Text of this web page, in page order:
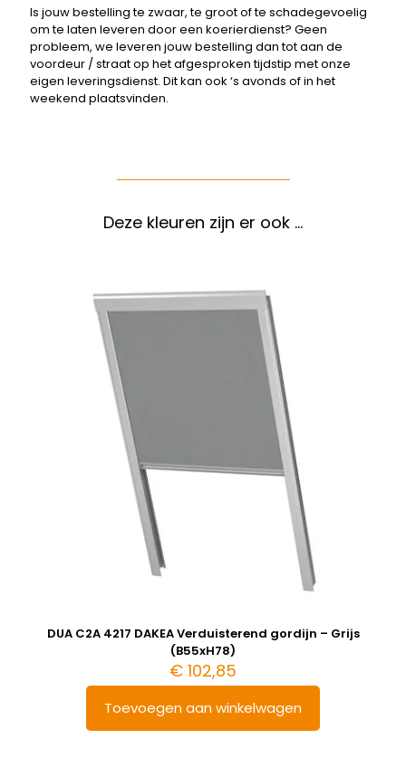
Is jouw bestelling te zwaar, te groot of te schadegevoelig
om te laten leveren door een koerierdienst? Geen
probleem, we leveren jouw bestelling dan tot aan de
voordeur / straat op het afgesproken tijdstip met onze
eigen leveringsdienst. Dit kan ook ‘s avonds of in het
weekend plaatsvinden.
Deze kleuren zijn er ook …
DUA C2A 4217 DAKEA Verduisterend gordijn – Grijs
(B55xH78)
€ 102,85
Toevoegen aan winkelwagen